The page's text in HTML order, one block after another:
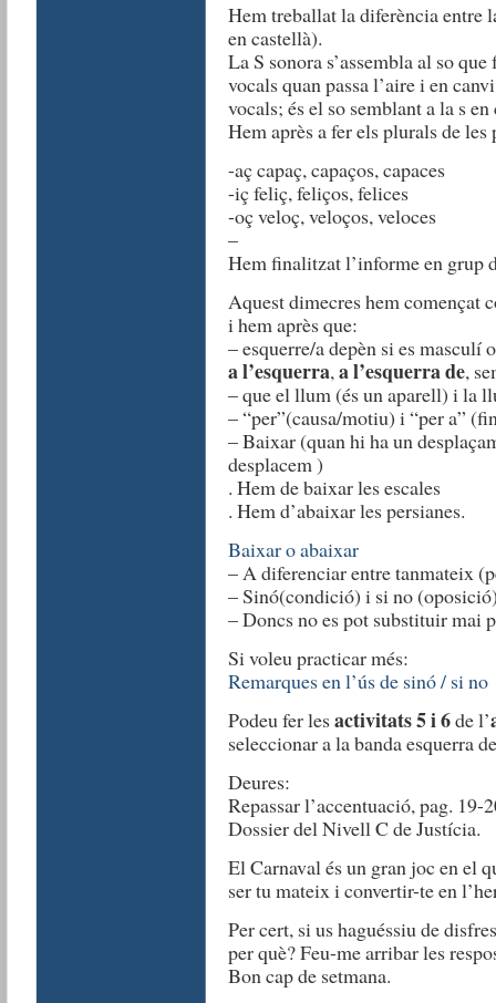
Hem treballat la diferència entre
en castellà).
La S sonora s’assembla al so
vocals quan passa l’aire i en
vocals; és el so semblant a la s en
Hem après a fer els plurals de
-aç capaç, capaços, capaces
-iç feliç, feliços, felices
-oç veloç, veloços, veloces
–
Hem finalitzat l’informe en grup
Aquest dimecres hem començat
i hem après que:
– esquerre/a depèn si es masculí
a l’esquerra,a l’esquerra de,
– que el llum (és un aparell) i la
– “per”(causa/motiu) i “per a”
– Baixar (quan hi ha un
desplacem )
. Hem de baixar les escales
. Hem d’abaixar les persianes.
Baixar o abaixar
– A diferenciar entre tanmateix
– Sinó(condició) i si no
– Doncs no es pot substituir mai
Si voleu practicar més:
Remarques en l’ús de sinó / si no
Podeu fer lesactivitats 5 i 6de l’
seleccionar a la banda esquerra
Deures:
Repassar l’accentuació, pag.
Dossier del Nivell C de Justícia.
El Carnaval és un gran joc en el
ser tu mateix i convertir-te en
Per cert, si us haguéssiu de
per què? Feu-me arribar les
Bon cap de setmana.